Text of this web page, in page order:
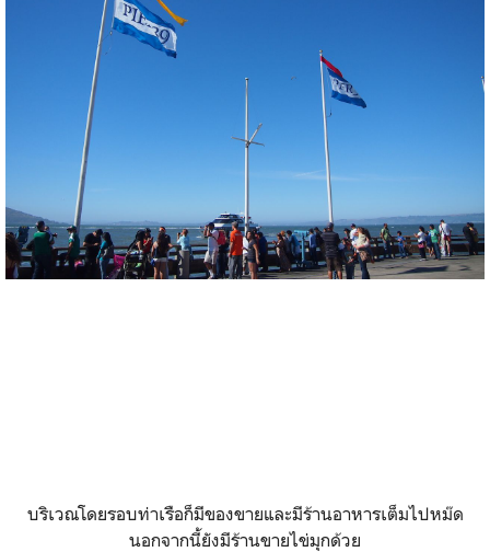
บริเวณโดยรอบท่าเรือก็มีของขายและมีร้านอาหารเต็มไปหม๊ด
นอกจากนี้ยังมีร้านขายไข่มุกด้วย